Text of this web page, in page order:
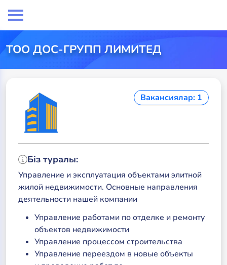
ТОО ДОС-ГРУПП ЛИМИТЕД
Вакансиялар: 1
Біз туралы:
Управление и эксплуатация объектами элитной
жилой недвижимости. Основные направления
деятельности нашей компании
Управление работами по отделке и ремонту
объектов недвижимости
Управление процессом строительства
Управление переездом в новые объекты